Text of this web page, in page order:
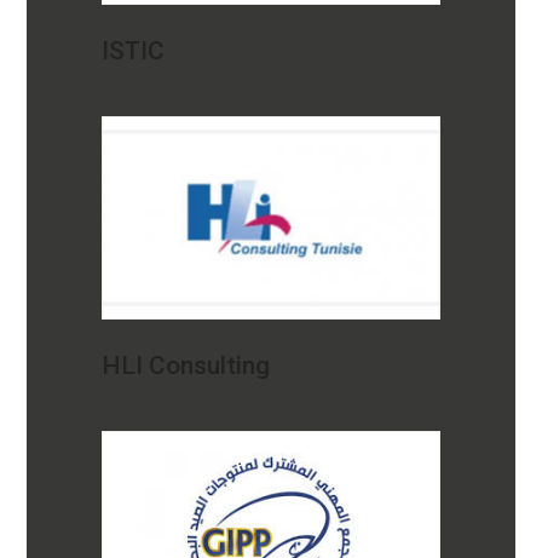
ISTIC
HLI Consulting